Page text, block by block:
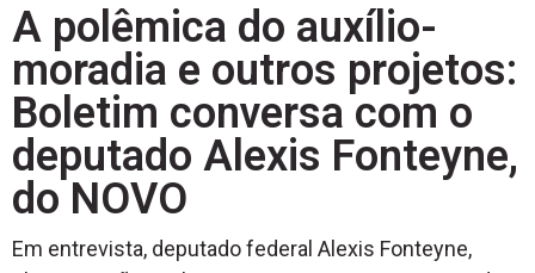
A polêmica do auxílio-
moradia e outros projetos:
Boletim conversa com o
deputado Alexis Fonteyne,
do NOVO
Em entrevista, deputado federal Alexis Fonteyne,